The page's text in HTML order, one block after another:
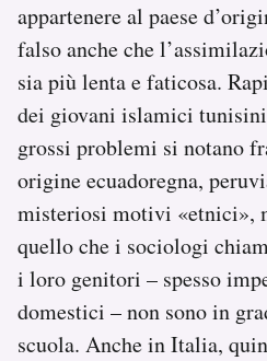
appartenere al paese
falso anche che
sia più lenta e faticosa.
dei giovani islamici
grossi problemi si notano
origine ecuadoregna,
misteriosi motivi «etnici»,
quello che i sociologi
i loro genitori – spesso
domestici – non sono in
scuola. Anche in Italia,